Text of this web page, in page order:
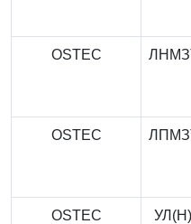
OSTEC
OSTEC
OSTEC